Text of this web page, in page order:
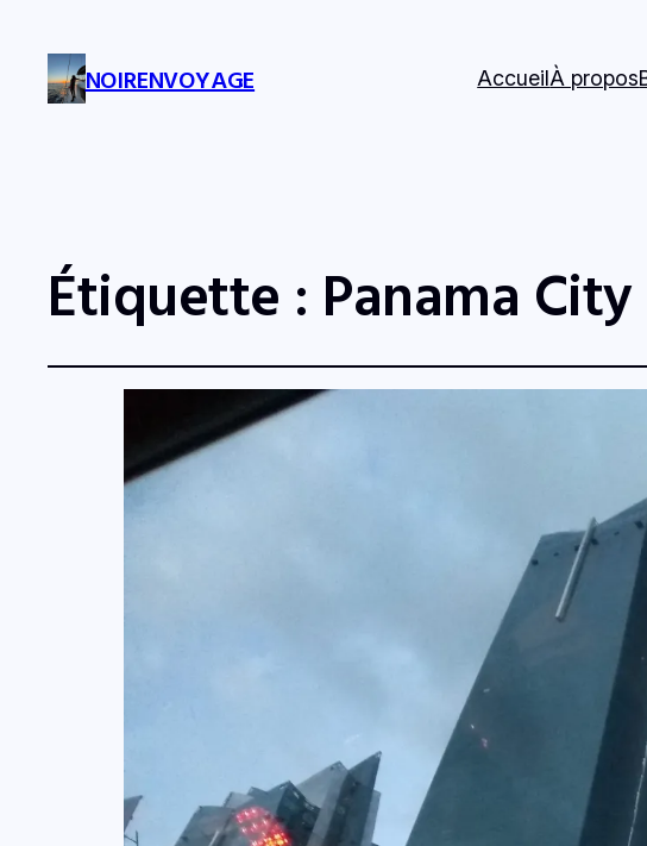
NOIRENVOYAGE AccueilÀ propos
Étiquette : Panama City